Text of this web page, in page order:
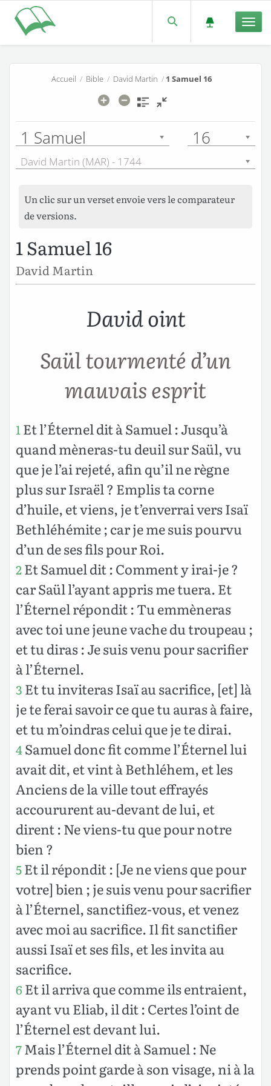
Accueil / Bible/ David Martin / 1 Samuel 16
1 Samuel 16
David Martin (MAR) - 1744
Un clic sur un verset envoie vers le comparateur
de versions.
1 Samuel 16
David Martin
David oint
Saül tourmenté d’un
mauvais esprit
1Et l’Éternel dit à Samuel : Jusqu’à
quand mèneras-tu deuil sur Saül, vu
que je l’ai rejeté, afin qu’il ne règne
plus sur Israël ? Emplis ta corne
d’huile, et viens, je t’enverrai vers Isaï
Bethléhémite ; car je me suis pourvu
d’un de ses fils pour Roi.
2Et Samuel dit : Comment y irai-je ?
car Saül l’ayant appris me tuera. Et
l’Éternel répondit : Tu emmèneras
avec toi une jeune vache du troupeau ;
et tu diras : Je suis venu pour sacrifier
à l’Éternel.
3 Et tu inviteras Isaï au sacrifice, [et] là
je te ferai savoir ce que tu auras à faire,
et tu m’oindras celui que je te dirai.
4Samuel donc fit comme l’Éternel lui
avait dit, et vint à Bethléhem, et les
Anciens de la ville tout effrayés
accoururent au-devant de lui, et
dirent : Ne viens-tu que pour notre
bien ?
5Et il répondit : [Je ne viens que pour
votre] bien ; je suis venu pour sacrifier
à l’Éternel, sanctifiez-vous, et venez
avec moi au sacrifice. Il fit sanctifier
aussi Isaï et ses fils, et les invita au
sacrifice.
6 Et il arriva que comme ils entraient,
ayant vu Eliab, il dit : Certes l’oint de
l’Éternel est devant lui.
7Mais l’Éternel dit à Samuel : Ne
prends point garde à son visage, ni à la